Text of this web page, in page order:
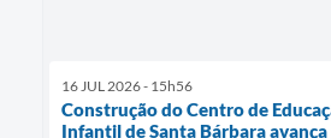
16 JUL 2026 - 15h56
Construção do Centro de
Infantil de Santa Bárbara